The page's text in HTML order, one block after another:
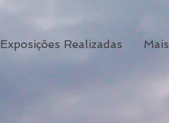
Exposições Realizadas Mais